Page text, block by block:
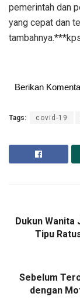
pemerintah dan
yang cepat dan
Berikan
Tags: covid-19
Dukun Wanita
Tipu
Sebelum
dengan